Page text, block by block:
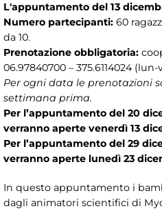
L'appuntamento del 13
Numero partecipanti: 60
da 10.
Prenotazione obbligatoria:
06.97840700 – 375.6114024
Per ogni data le prenotazioni
settimana prima.
Per l’appuntamento del 20
verranno aperte venerdì 13
Per l’appuntamento del 29
verranno aperte lunedì 23
In questo appuntamento i
dagli animatori scientifici di